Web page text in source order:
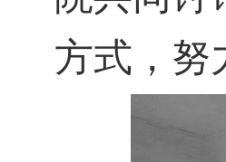
方式，努